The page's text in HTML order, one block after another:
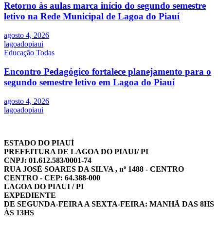
Retorno às aulas marca início do segundo semestre
letivo na Rede Municipal de Lagoa do Piauí
agosto 4, 2026
lagoadopiaui
Educação Todas
Encontro Pedagógico fortalece planejamento para o
segundo semestre letivo em Lagoa do Piauí
agosto 4, 2026
lagoadopiaui
ESTADO DO PIAUÍ
PREFEITURA DE LAGOA DO PIAUI/ PI
CNPJ: 01.612.583/0001-74
RUA JOSÉ SOARES DA SILVA , nº 1488 - CENTRO
CENTRO - CEP: 64.388-000
LAGOA DO PIAUI / PI
EXPEDIENTE
DE SEGUNDA-FEIRA A SEXTA-FEIRA: MANHÃ DAS 8HS
ÀS 13HS